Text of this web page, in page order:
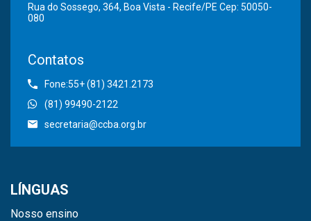
Rua do Sossego, 364, Boa Vista - Recife/PE Cep: 50050-
080
Contatos
Fone:55+ (81) 3421.2173
(81) 99490-2122
secretaria@ccba.org.br
LÍNGUAS
Nosso ensino